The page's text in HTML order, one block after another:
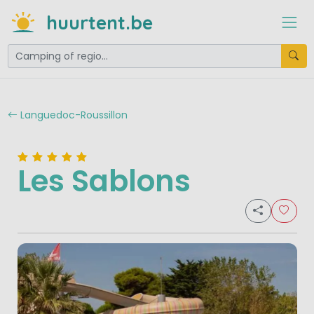
huurtent.be
Languedoc-Roussillon
Les Sablons